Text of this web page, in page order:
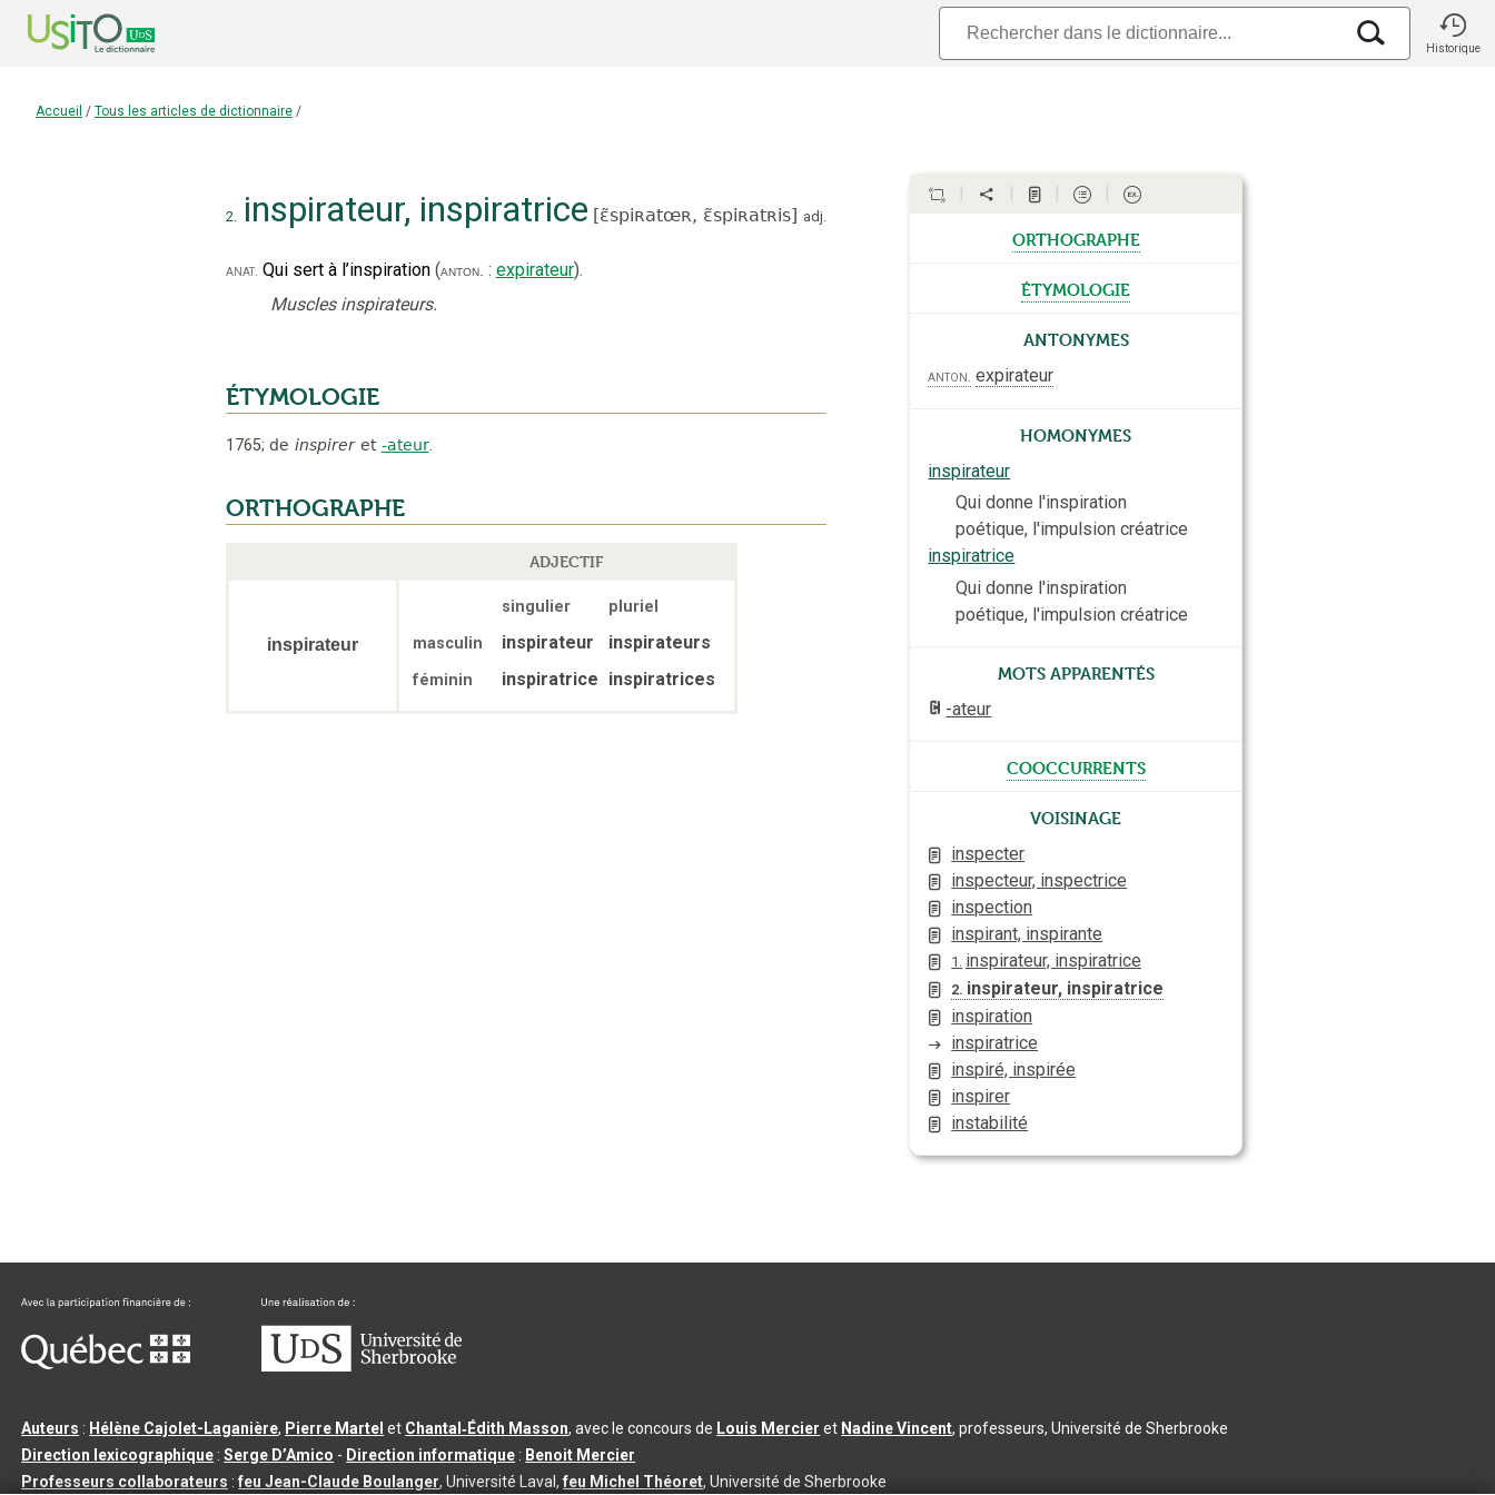
Historique
Accueil / Tous les articles de dictionnaire /
2. inspirateur, inspiratrice [ɛ̃spiʀatœʀ, ɛ̃spiʀatʀis] adj.
anat. Qui sert à l’inspiration (anton. : expirateur).
Muscles inspirateurs.
ÉTYMOLOGIE
1765; de inspirer et -ateur.
ORTHOGRAPHE
ADJECTIF
inspirateur
singulier
pluriel
masculin
inspirateur inspirateurs
féminin inspiratrice inspiratrices
orthographe
étymologie
Antonymes
anton. expirateur
Homonymes
inspirateur
Qui donne l'inspiration
poétique, l'impulsion créatrice
inspiratrice
Qui donne l'inspiration
poétique, l'impulsion créatrice
Mots apparentés
-ateur
cooccurrents
Voisinage
inspecter
inspecteur, inspectrice
inspection
inspirant, inspirante
1. inspirateur, inspiratrice
2. inspirateur, inspiratrice
inspiration
inspiratrice
inspiré, inspirée
inspirer
instabilité
Auteurs : Hélène Cajolet-Laganière, Pierre Martel et Chantal‑Édith Masson, avec le concours de Louis Mercier et Nadine Vincent, professeurs, Université de Sherbrooke
Direction lexicographique :Serge D’Amico - Direction informatique : Benoit Mercier
Professeurs collaborateurs :feu Jean-Claude Boulanger, Université Laval,feu Michel Théoret, Université de Sherbrooke